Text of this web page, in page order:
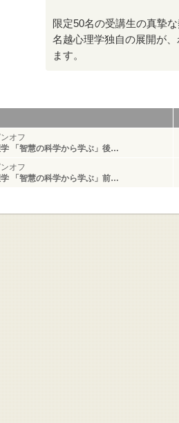
限定50名の受講生の真摯
名越心理学独自の展開が
ます。
オフ
「智慧の科学から学ぶ」後…
オフ
「智慧の科学から学ぶ」前…